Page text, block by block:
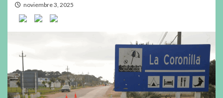
noviembre 3, 2025